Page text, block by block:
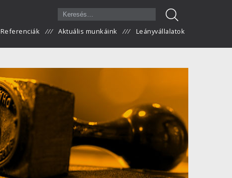
Referenciák Aktuális munkáink Leányvállalatok